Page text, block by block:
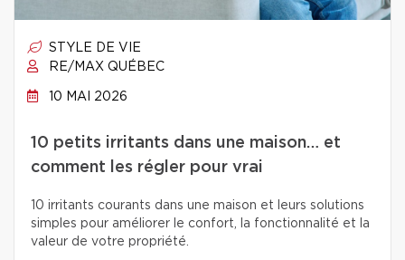
STYLE DE VIE
RE/MAX QUÉBEC
10 MAI 2026
10 petits irritants dans une maison… et
comment les régler pour vrai
10 irritants courants dans une maison et leurs solutions
simples pour améliorer le confort, la fonctionnalité et la
valeur de votre propriété.